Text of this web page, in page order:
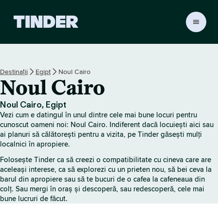
T
i
n
e
r
Destinații Egipt Noul Cairo
Noul Cairo
Noul Cairo, Egipt
Vezi cum e datingul în unul dintre cele mai bune locuri pentru
cunoscut oameni noi: Noul Cairo. Indiferent dacă locuiești aici sau
ai planuri să călătorești pentru a vizita, pe Tinder găsești mulți
localnici în apropiere.
Folosește Tinder ca să creezi o compatibilitate cu cineva care are
aceleași interese, ca să explorezi cu un prieten nou, să bei ceva la
barul din apropiere sau să te bucuri de o cafea la cafeneaua din
colț. Sau mergi în oraș și descoperă, sau redescoperă, cele mai
bune lucruri de făcut.